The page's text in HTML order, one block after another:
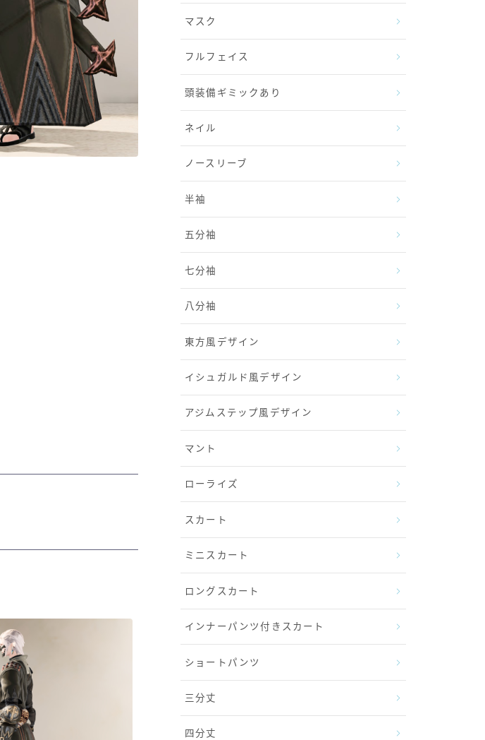
憶戦
マスク
フルフェイス
頭装備ギミックあり
ネイル
ノースリーブ
半袖
五分袖
七分袖
八分袖
東方風デザイン
イシュガルド風デザイン
アジムステップ風デザイン
マント
ローライズ
スカート
ミニスカート
ロングスカート
インナーパンツ付きスカート
ショートパンツ
三分丈
四分丈